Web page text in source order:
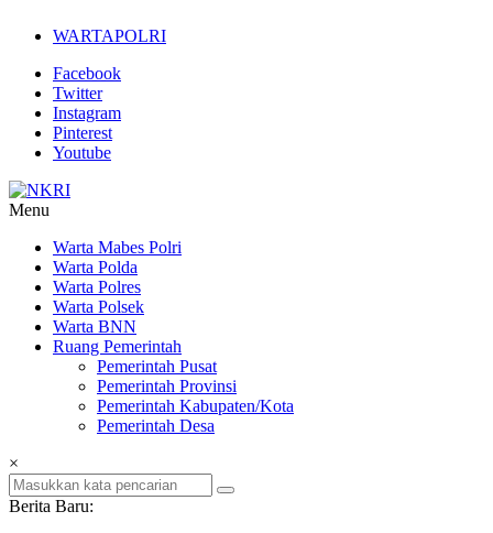
WARTAPOLRI
Facebook
Twitter
Instagram
Pinterest
Youtube
Jurnalisme
Positif
Menu
Warta Mabes Polri
Warta Polda
Warta Polres
Warta Polsek
Warta BNN
Ruang Pemerintah
Pemerintah Pusat
Pemerintah Provinsi
Pemerintah Kabupaten/Kota
Pemerintah Desa
×
Berita Baru: